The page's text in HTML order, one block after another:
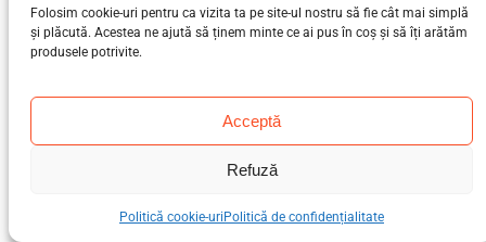
Folosim cookie-uri pentru ca vizita ta pe site-ul nostru să fie cât mai simplă
și plăcută. Acestea ne ajută să ținem minte ce ai pus în coș și să îți arătăm
produsele potrivite.
Acceptă
Refuză
Politică cookie-uri Politică de confidențialitate
Alătură-te comunității bebeLOGIC™ și primești
instant un cod de10% REDUCEREpentru
prima ta comandă!
VREAU REDUCEREA ACUM !